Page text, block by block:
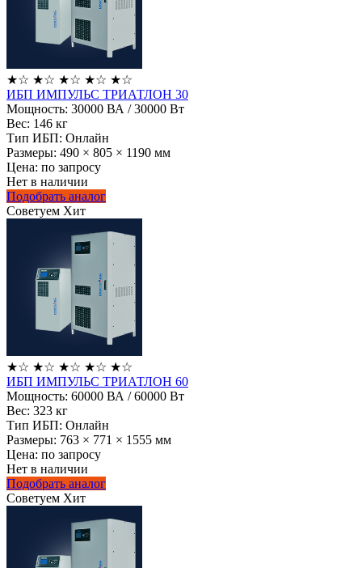
★☆ ★☆ ★☆ ★☆ ★☆
ИБП ИМПУЛЬС ТРИАТЛОН 30
Мощность: 30000 ВА / 30000 Вт
Вес: 146 кг
Тип ИБП: Онлайн
Размеры: 490 × 805 × 1190 мм
Цена: по запросу
Нет в наличии
Подобрать аналог
Советуем Хит
★☆ ★☆ ★☆ ★☆ ★☆
ИБП ИМПУЛЬС ТРИАТЛОН 60
Мощность: 60000 ВА / 60000 Вт
Вес: 323 кг
Тип ИБП: Онлайн
Размеры: 763 × 771 × 1555 мм
Цена: по запросу
Нет в наличии
Подобрать аналог
Советуем Хит